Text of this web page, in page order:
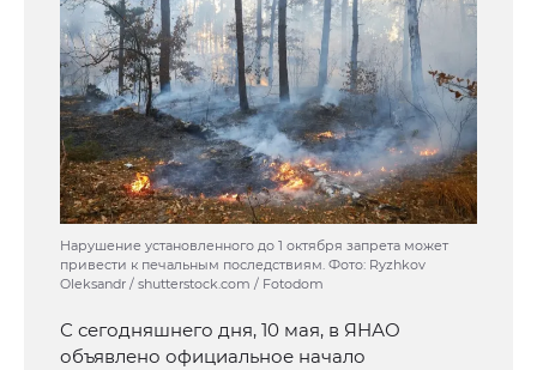
Нарушение установленного до 1 октября запрета может
привести к печальным последствиям. Фото: Ryzhkov
Oleksandr / shutterstock.com / Fotodom
С сегодняшнего дня, 10 мая, в ЯНАО
объявлено официальное начало